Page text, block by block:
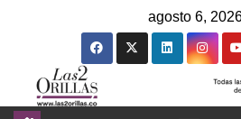
agosto 6,